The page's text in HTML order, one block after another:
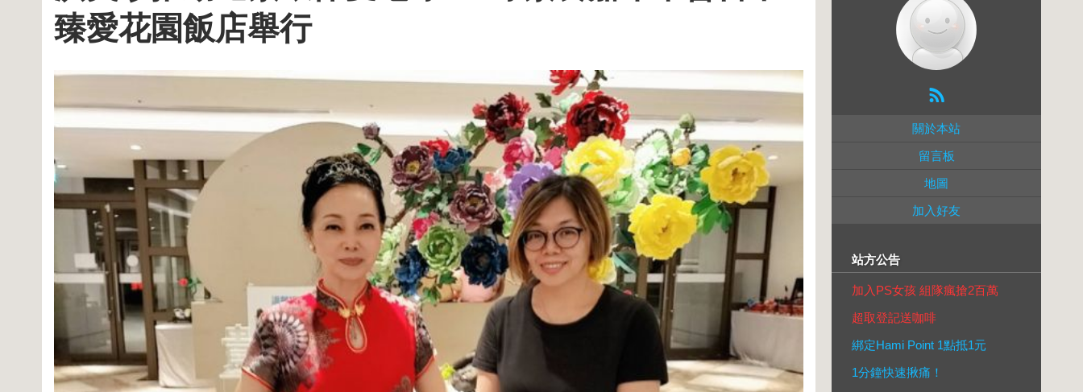
臻愛花園飯店舉行
關於本站
留言板
地圖
加入好友
站方公告
加入PS女孩 組隊瘋搶2百萬
超取登記送咖啡
綁定Hami Point 1點抵1元
1分鐘快速揪痛！